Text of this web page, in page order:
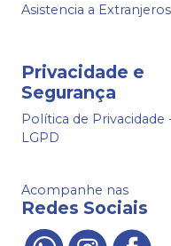
Asistencia a Extranjeros
Privacidade e
Segurança
Política de Privacidade
LGPD
Acompanhe nas
Redes Sociais